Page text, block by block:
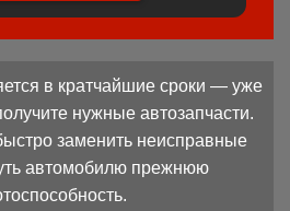
в кратчайшие сроки — уже
нужные автозапчасти.
заменить неисправные
автомобилю прежнюю